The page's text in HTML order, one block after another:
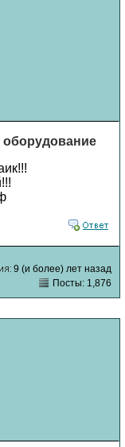
оборудование
9 (и более) лет назад
Посты: 1,876